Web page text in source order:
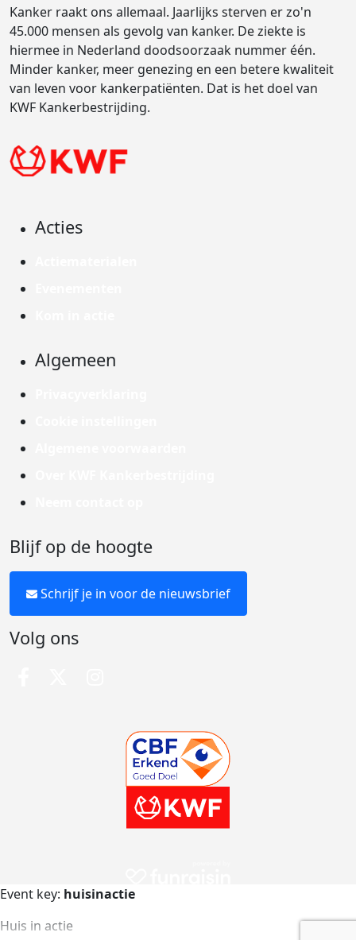
Kanker raakt ons allemaal. Jaarlijks sterven er zo'n
45.000 mensen als gevolg van kanker. De ziekte is
hiermee in Nederland doodsoorzaak nummer één.
Minder kanker, meer genezing en een betere kwaliteit
van leven voor kankerpatiënten. Dat is het doel van
KWF Kankerbestrijding.
Acties
Algemeen
Blijf op de hoogte
Schrijf je in voor de nieuwsbrief
Volg ons
Event key: huisinactie
Huis in actie